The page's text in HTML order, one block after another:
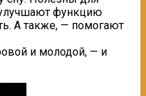
функцию
А также, — помогают
и молодой, — и